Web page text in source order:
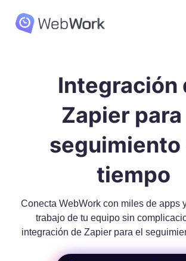
Integración
Zapier para
seguimiento
tiempo
Conecta WebWork con miles de apps
trabajo de tu equipo sin
integración de Zapier para el